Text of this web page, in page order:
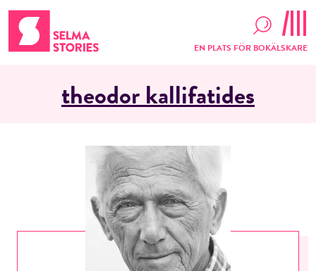
EN PLATS FÖR BOKÄLSKARE
theodor kallifatides